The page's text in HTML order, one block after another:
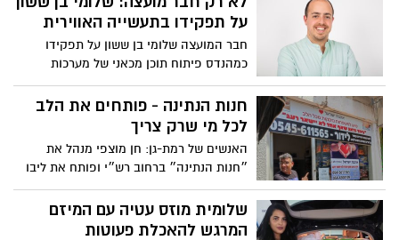
על תפקידו בתעשייה האווירית
חבר המועצה שלומי בן ששון על תפקידו
כמהנדס פיתוח תוכן מכאני של מערכות
מוטסות
חנות הנתינה - פותחים את הלב
לכל מי שרק צריך
האנשים של רמת-גן: חן מוצפי מנהל את
״חנות הנתינה״ ברחוב רש״י ופותח את ליבו
לכל מי שצריך
שלומית מוזס עטיה עם המיזם
המרגש להאכלת פעוטות